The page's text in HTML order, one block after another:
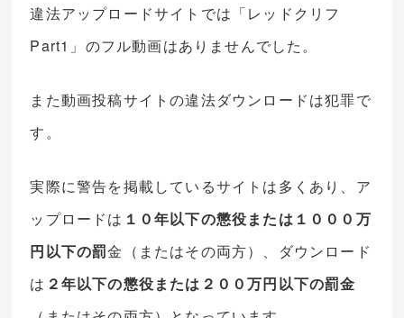
違法アップロードサイトでは「レッドクリフ
Part1」のフル動画はありませんでした。
また動画投稿サイトの違法ダウンロードは犯罪で
す。
実際に警告を掲載しているサイトは多くあり、ア
ップロードは １０年以下の懲役または１０００万
円以下の罰金（またはその両方）、ダウンロード
は ２年以下の懲役または２００万円以下の罰金